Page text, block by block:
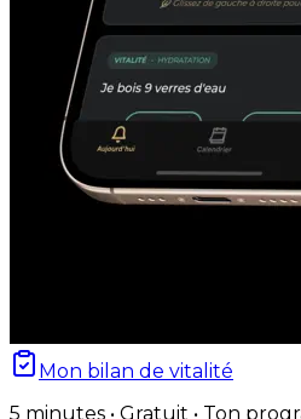
Mon bilan de vitalité
5 minutes • Gratuit • Ton